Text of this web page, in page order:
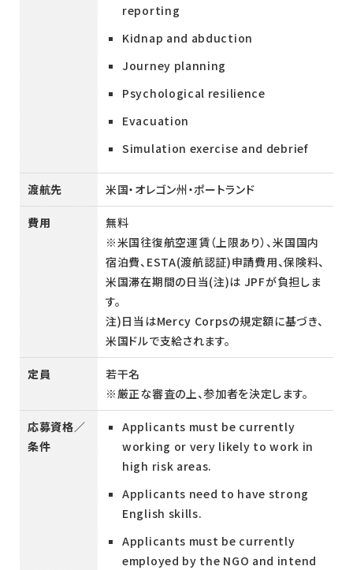
reporting
Kidnap and abduction
Journey planning
Psychological resilience
Evacuation
Simulation exercise and debrief
渡航先 米国・オレゴン州・ポートランド
費用
無料
※米国往復航空運賃（上限あり）、米国国内
宿泊費、ESTA(渡航認証)申請費用、保険料、
米国滞在期間の日当(注)は JPFが負担しま
す。
注)日当はMercy Corpsの規定額に基づき、
米国ドルで支給されます。
定員
若干名
※厳正な審査の上、参加者を決定します。
応募資格／
条件
Applicants must be currently
working or very likely to work in
high risk areas.
Applicants need to have strong
English skills.
Applicants must be currently
employed by the NGO and intend